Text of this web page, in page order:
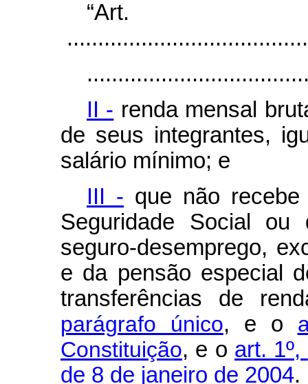
II - renda mensal
de seus integrantes,
salário mínimo; e
III - que não
Seguridade Social
seguro-desemprego,
e da pensão especial
transferências de
parágrafo único, e o
Constituição, e o art. 1º,
de 8 de janeiro de 2004.